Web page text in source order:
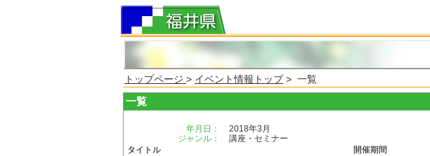
トップページ > イベント情報トップ> 一覧
一覧
年月日：
2018年3月
ジャンル：
講座・セミナー
タイトル
開催期間